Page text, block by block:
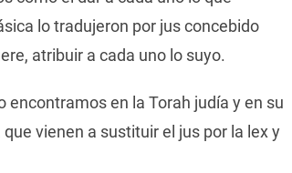
lo tradujeron por jus concebido
atribuir a cada uno lo suyo.
encontramos en la Torah judía y en su
vienen a sustituir el jus por la lex y